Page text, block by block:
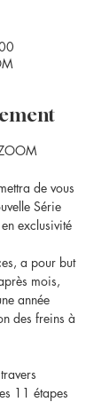
de vous
Série
exclusivité
a pour but
mois,
année
des freins à
11 étapes